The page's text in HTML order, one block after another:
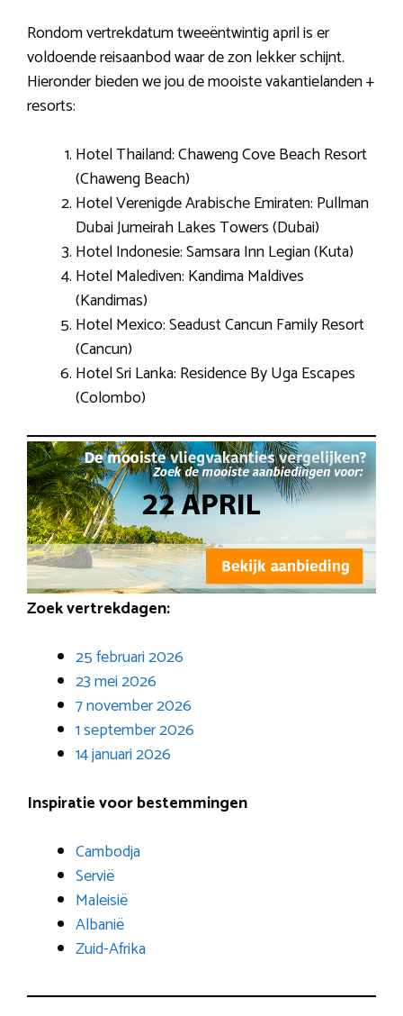
Rondom vertrekdatum tweeëntwintig april is er
voldoende reisaanbod waar de zon lekker schijnt.
Hieronder bieden we jou de mooiste vakantielanden +
resorts:
Hotel Thailand: Chaweng Cove Beach Resort
(Chaweng Beach)
Hotel Verenigde Arabische Emiraten: Pullman
Dubai Jumeirah Lakes Towers (Dubai)
Hotel Indonesie: Samsara Inn Legian (Kuta)
Hotel Malediven: Kandima Maldives
(Kandimas)
Hotel Mexico: Seadust Cancun Family Resort
(Cancun)
Hotel Sri Lanka: Residence By Uga Escapes
(Colombo)
Zoek vertrekdagen:
25 februari 2026
23 mei 2026
7 november 2026
1 september 2026
14 januari 2026
Inspiratie voor bestemmingen
Cambodja
Servië
Maleisië
Albanië
Zuid-Afrika